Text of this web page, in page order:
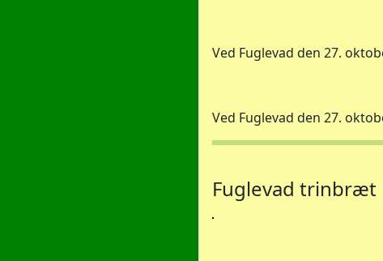
Ved Fuglevad den 27.
Ved Fuglevad den 27.
Fuglevad trinbræt